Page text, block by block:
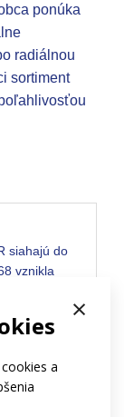
×
a
ponúka
radiálnou
sortiment
siahajú do
vznikla
optickej